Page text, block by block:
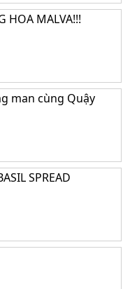
HOA MALVA!!!
man cùng Quậy
SPREAD